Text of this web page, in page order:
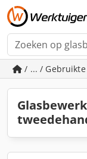
/ ... /